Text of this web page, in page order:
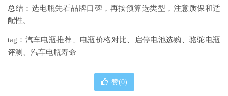
总结：选电瓶先看品牌口碑，再按预算选类型，注意质保和适
配性。
tag：汽车电瓶推荐、电瓶价格对比、启停电池选购、骆驼电瓶
评测、汽车电瓶寿命
赞(0)